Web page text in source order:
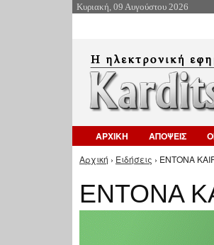
Κυριακή, 09 Αυγούστου 2026
ΑΡΧΙΚΗ ΑΠΟΨΕΙΣ
Είστε εδώ
Αρχική › Ειδήσεις › ΕΝΤΟΝΑ
ΕΝΤΟΝΑ